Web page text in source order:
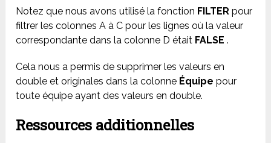
Notez que nous avons utilisé la fonction FILTER pour
filtrer les colonnes A à C pour les lignes où la valeur
correspondante dans la colonne D était FALSE .
Cela nous a permis de supprimer les valeurs en
double et originales dans la colonne Équipe pour
toute équipe ayant des valeurs en double.
Ressources additionnelles